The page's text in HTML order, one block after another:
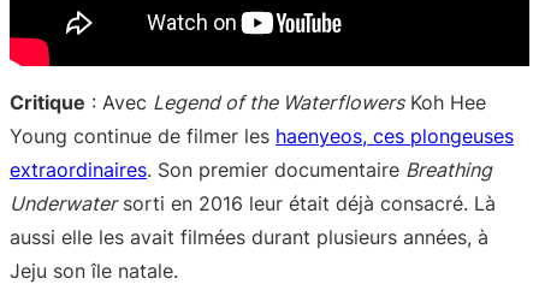
Critique : Avec Legend of the WaterflowersKoh Hee
Young continue de filmer les haenyeos, ces plongeuses
extraordinaires. Son premier documentaire Breathing
Underwatersorti en 2016 leur était déjà consacré. Là
aussi elle les avait filmées durant plusieurs années, à
Jeju son île natale.